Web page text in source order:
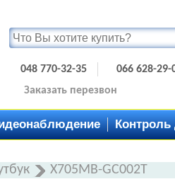
048 770-32-35 066 628-29-
Заказать перезвон
Контроль
X705MB-GC002T